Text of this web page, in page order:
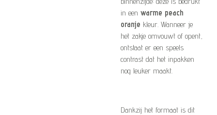
in een warme peach
oranje kleur. Wanneer je
het zakje omvouwt of opent,
ontstaat er een speels
contrast dat het inpakken
nog leuker maakt.
Dankzij het formaat is dit